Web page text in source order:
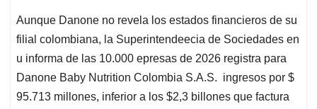
Aunque Danone no revela los estados financieros de su
filial colombiana, la Superintendeecia de Sociedades en
u informa de las 10.000 epresas de 2026 registra para
Danone Baby Nutrition Colombia S.A.S. ingresos por $
95.713 millones, inferior a los $2,3 billones que factura